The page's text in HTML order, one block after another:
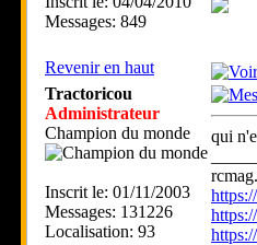
Messages: 849
Revenir en haut
Tractoricou
Administrateur
Champion du monde
Inscrit le: 01/11/2003
Messages: 131226
Localisation: 93
qui